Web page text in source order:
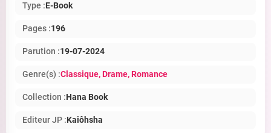
Type :E-Book
Pages :196
Parution :19-07-2024
Genre(s) :Classique, Drame, Romance
Collection :Hana Book
Editeur JP :Kaiôhsha